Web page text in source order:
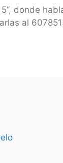
donde
al